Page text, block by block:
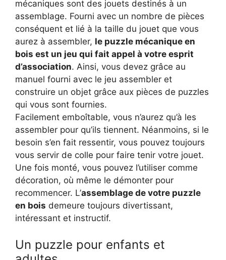
mécaniques sont des jouets destinés à un
assemblage. Fourni avec un nombre de pièces
conséquent et lié à la taille du jouet que vous
aurez à assembler, le puzzle mécanique en
bois est un jeu qui fait appel à votre esprit
d’association. Ainsi, vous devez grâce au
manuel fourni avec le jeu assembler et
construire un objet grâce aux pièces de puzzles
qui vous sont fournies.
Facilement emboîtable, vous n’aurez qu’à les
assembler pour qu’ils tiennent. Néanmoins, si le
besoin s’en fait ressentir, vous pouvez toujours
vous servir de colle pour faire tenir votre jouet.
Une fois monté, vous pouvez l’utiliser comme
décoration, où même le démonter pour
recommencer. L’assemblage de votre puzzle
en bois demeure toujours divertissant,
intéressant et instructif.
Un puzzle pour enfants et